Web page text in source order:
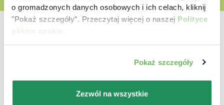
o gromadzonych danych osobowych i ich celach, kliknij
"Pokaż szczegóły”. Przeczytaj więcej o naszej Polityce
plików cookie
Pokaż szczegóły
Zezwól na wszystkie
Która jest ich ulubioną?
Poznaj nasze najlepsze produkty dla Twojego